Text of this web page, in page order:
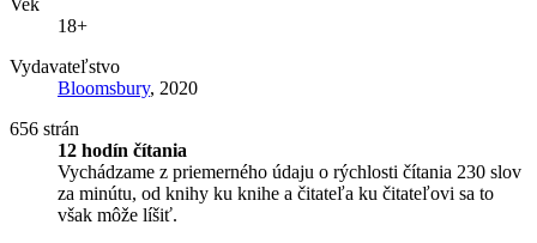
18+
Vydavateľstvo
Bloomsbury, 2020
656 strán
12 hodín čítania
Vychádzame z priemerného údaju o rýchlosti čítania 230 slov
za minútu, od knihy ku knihe a čitateľa ku čitateľovi sa to
však môže líšiť.